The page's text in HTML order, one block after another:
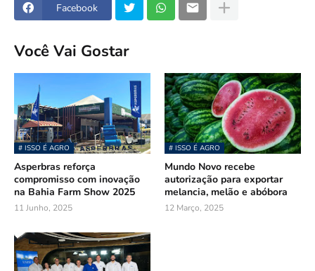
Facebook
Você Vai Gostar
# ISSO É AGRO
Asperbras reforça
compromisso com inovação
na Bahia Farm Show 2025
11 Junho, 2025
# ISSO É AGRO
Mundo Novo recebe
autorização para exportar
melancia, melão e abóbora
12 Março, 2025